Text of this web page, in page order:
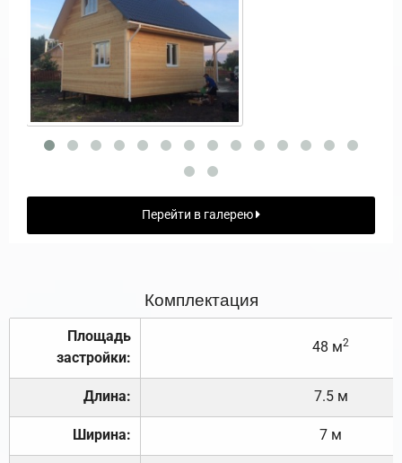
Перейти в галерею
Комплектация
Площадь
застройки:
48 м2
Длина: 7.5 м
Ширина: 7 м